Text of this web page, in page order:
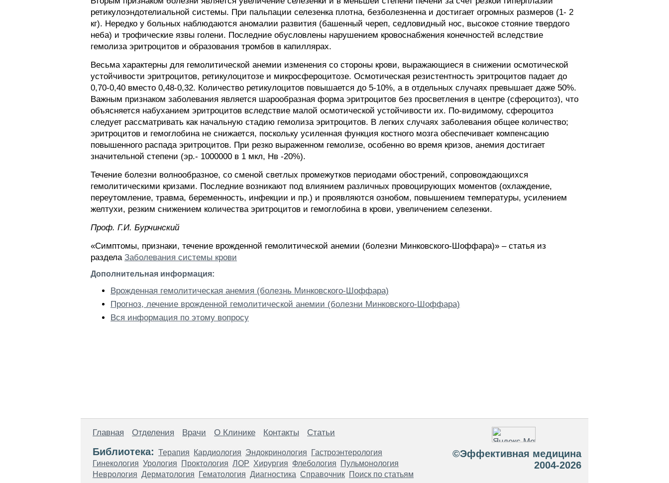
ретикулоэндотелиальной системы. При пальпации селезенка плотна, безболезненна и достигает огромных размеров (1- 2
кг). Нередко у больных наблюдаются аномалии развития (башенный череп, седловидный нос, высокое стояние твердого
неба) и трофические язвы голени. Последние обусловлены нарушением кровоснабжения конечностей вследствие
гемолиза эритроцитов и образования тромбов в капиллярах.
Весьма характерны для гемолитической анемии изменения со стороны крови, выражающиеся в снижении осмотической
устойчивости эритроцитов, ретикулоцитозе и микросфероцитозе. Осмотическая резистентность эритроцитов падает до
0,70-0,40 вместо 0,48-0,32. Количество ретикулоцитов повышается до 5-10%, а в отдельных случаях превышает даже 50%.
Важным признаком заболевания является шарообразная форма эритроцитов без просветления в центре (сфероцитоз), что
объясняется набуханием эритроцитов вследствие малой осмотической устойчивости их. По-видимому, сфероцитоз
следует рассматривать как начальную стадию гемолиза эритроцитов. В легких случаях заболевания общее количество;
эритроцитов и гемоглобина не снижается, поскольку усиленная функция костного мозга обеспечивает компенсацию
повышенного распада эритроцитов. При резко выраженном гемолизе, особенно во время кризов, анемия достигает
значительной степени (эр.- 1000000 в 1 мкл, Нв -20%).
Течение болезни волнообразное, со сменой светлых промежутков периодами обострений, сопровождающихся
гемолитическими кризами. Последние возникают под влиянием различных провоцирующих моментов (охлаждение,
переутомление, травма, беременность, инфекции и пр.) и проявляются ознобом, повышением температуры, усилением
желтухи, резким снижением количества эритроцитов и гемоглобина в крови, увеличением селезенки.
Проф. Г.И. Бурчинский
«Симптомы, признаки, течение врожденной гемолитической анемии (болезни Минковского-Шоффара)» – статья из
раздела Заболевания системы крови
Дополнительная информация:
Врожденная гемолитическая анемия (болезнь Минковского-Шоффара)
Прогноз, лечение врожденной гемолитической анемии (болезни Минковского-Шоффара)
Вся информация по этому вопросу
Главная Отделения Врачи О Клинике Контакты Статьи
Библиотека: Терапия Кардиология Эндокринология
Гастроэнтерология
Гинекология Урология Проктология ЛОР Хирургия Флебология
Пульмонология
Неврология Дерматология Гематология Диагностика Справочник Поиск по статьям
©Эффективная медицина
2004-2026